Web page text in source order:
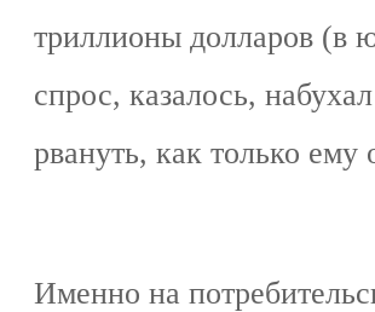
триллионы долларов (в
спрос, казалось,
рвануть, как только ему
Именно на